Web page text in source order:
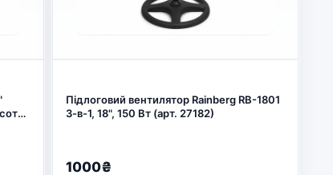
Підлоговий вентилятор Rainberg RB-1801
3-в-1, 18", 150 Вт (арт. 27182)
1000₴